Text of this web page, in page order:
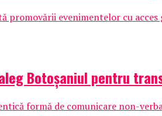
evenimentelor cu
Botoșaniul pentru
formă de comunicare non-